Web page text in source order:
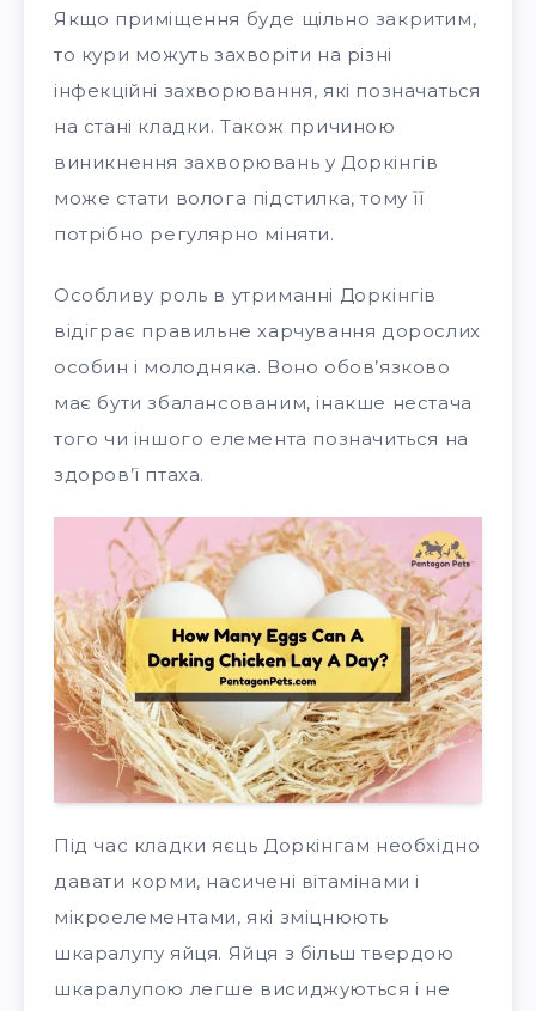
Якщо приміщення буде щільно закритим,
то кури можуть захворіти на різні
інфекційні захворювання, які позначаться
на стані кладки. Також причиною
виникнення захворювань у Доркінгів
може стати волога підстилка, тому її
потрібно регулярно міняти.
Особливу роль в утриманні Доркінгів
відіграє правильне харчування дорослих
особин і молодняка. Воно обов’язково
має бути збалансованим, інакше нестача
того чи іншого елемента позначиться на
здоров’ї птаха.
Під час кладки яєць Доркінгам необхідно
давати корми, насичені вітамінами і
мікроелементами, які зміцнюють
шкаралупу яйця. Яйця з більш твердою
шкаралупою легше висиджуються і не